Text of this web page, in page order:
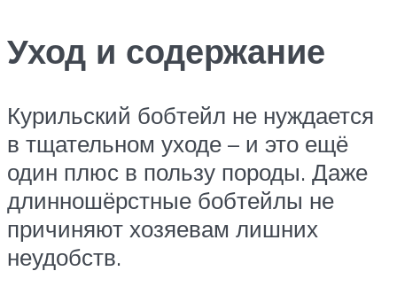
Уход и содержание
Курильский бобтейл не нуждается
в тщательном уходе – и это ещё
один плюс в пользу породы. Даже
длинношёрстные бобтейлы не
причиняют хозяевам лишних
неудобств.